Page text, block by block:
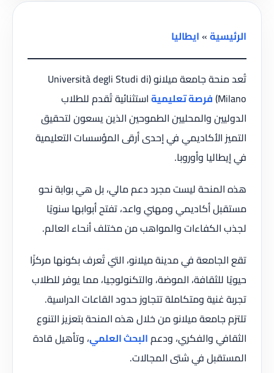
الرئيسية»ايطاليا
تُعد منحة جامعة ميلانو (Università degli Studi di
Milano) فرصة تعليميةاستثنائية تُقدم للطلاب
الدوليين والمحليين الطموحين الذين يسعون لتحقيق
التميز الأكاديمي في إحدى أرقى المؤسسات التعليمية
في إيطاليا وأوروبا.
هذه المنحة ليست مجرد دعم مالي، بل هي بوابة نحو
مستقبل أكاديمي ومهني واعد، تفتح أبوابها سنويًا
لجذب الكفاءات والمواهب من مختلف أنحاء العالم.
تقع الجامعة في مدينة ميلانو، التي تُعرف بكونها مركزًا
حيويًا للثقافة، الموضة، والتكنولوجيا، مما يوفر للطلاب
تجربة غنية ومتكاملة تتجاوز حدود القاعات الدراسية.
تلتزم جامعة ميلانو من خلال هذه المنحة بتعزيز التنوع
الثقافي والفكري، ودعمالبحث العلمي، وتأهيل قادة
المستقبل في شتى المجالات.